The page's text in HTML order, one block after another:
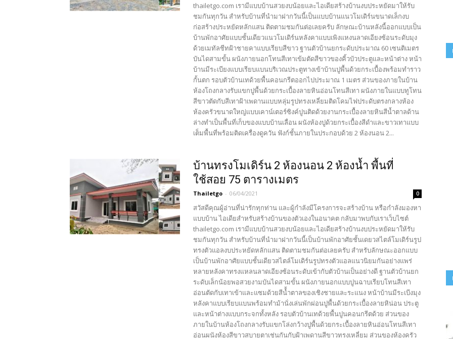
thailetgo.com เรามีแบบบ้านสวยงบน้อยและไอเดียสร้างบ้านงบประหยัดมาให้รับ
ชมกันทุกวัน สำหรับบ้านที่นำมาฝากวันนี้เป็นแบบบ้านแนวโมเดิร์นขนาดเล็กงบ
ก่อสร้างประหยัดหลักแสน ติดตามชมกันต่อเลยครับ ลักษณะบ้านหลังนี้ออกแบบเป็น
บ้านพักอาศัยแบบชั้นเดียวแนวโมเดิร์นหลังคาแบบเพิงแหงนลาดเอียงซ้อนระดับมุง
ด้วยเมทัลชีทฝ้าชายคาแบบเรียบสีขาว ฐานตัวบ้านยกระดับประมาณ 60 เซนติเมตร
บันไดสามขั้น ผนังภายนอกโทนสีเทาเข้มตัดสีขาวของคิ้วบัวประตูและหน้าต่าง หน้า
บ้านมีระเบียงแบบเรียบแบนบริเวณประตูทางเข้าบ้านปูพื้นด้วยกระเบื้องพร้อมทำราว
กั้นตก รอบตัวบ้านเทด้วยพื้นคอนกรีตออกไปประมาณ 1 เมตร ส่วนของภายในบ้าน
ห้องโถงกลางรับแขกปูพื้นด้วยกระเบื้องลายหินอ่อนโทนสีเทา ผนังภายในแบบทูโทน
สีขาวตัดกับสีเทาฝ้าเพดานแบบหลุ่มรูปทรงเหลี่ยมติดโคมไฟประดับตรงกลางห้อง
ห้องครัวขนาดใหญ่แบบเคาน์เตอร์ซิงค์ปูนติดด้วยงานกระเบื้องลายหินสีน้ำตาลด้าน
ล่างทำเป็นพื้นที่เก็บของแบบบ้านเลื่อน ผนังห้องปูด้วยกระเบื้องสีดำและขาวเทาแบบ
เต็มพื้นที่พร้อมติดเครื่องดูควัน ฟังก์ชั้นภายในประกอบด้วย 2 ห้องนอน 2...
บ้านทรงโมเดิร์น 2 ห้องนอน 2 ห้องน้ำ พื้นที่
ใช้สอย 75 ตารางเมตร
Thailetgo - 06/04/2021 0
สวัสดีคุณผู้อ่านที่น่ารักทุกท่าน และผู้กำลังมีโครงการจะสร้างบ้าน หรือกำลังมองหา
แบบบ้าน ไอเดียสำหรับสร้างบ้านของตัวเองในอนาคต กลับมาพบกับเราเว็บไซต์
thailetgo.com เรามีแบบบ้านสวยงบน้อยและไอเดียสร้างบ้านงบประหยัดมาให้รับ
ชมกันทุกวัน สำหรับบ้านที่นำมาฝากวันนี้เป็นบ้านพักอาศัยชั้นเดยวสไตล์โมเดิร์นรูป
ทรงตัวแอลงบประหยัดหลักแสน ติดตามชมกันต่อเลยครับ สำหรับลักษณะออกแบบ
เป็นบ้านพักอาศัยแบบชั้นเดียวสไตล์โมเดิร์นรูปทรงตัวแอลแนวนิยมกันอย่างแพร่
หลายหลังคาทรงแหลนลาดเอียงซ้อนระดับเข้ากับตัวบ้านเป็นอย่างดี ฐานตัวบ้านยก
ระดับเล็กน้อยพอสวยงามบันไดสามขั้น ผนังภายนอกแบบปูนฉาบเรียบโทนสีเทา
อ่อนตัดกับเทาเข้าและแซมด้วยสีน้้ำตาลของเชิงชายและระแนง หน้าบ้านมีระเบีงมุง
หลังคาแบบเรียบแบนพร้อมทำม้านั่งเล่นพักผ่อนปูพื้นด้วยกระเบื้องลายหิน่อน ประตู
และหน้าต่างแบบกระจกทั้งหลัง รอบตัวบ้านเทด้วยพื้นปูนคอนกรีตด้วย ส่วนของ
ภายในบ้านห้องโถงกลางรับแขกโล่งกว้างปูพื้นด้วยกระเบื้องลายหินอ่อนโทนสีเทา
อ่อนผนังห้องสีขาวสบายตาเช่นกันกับฝ้าเพดานสีขาวทรงเหลี่ยม ส่วนของห้องครัว